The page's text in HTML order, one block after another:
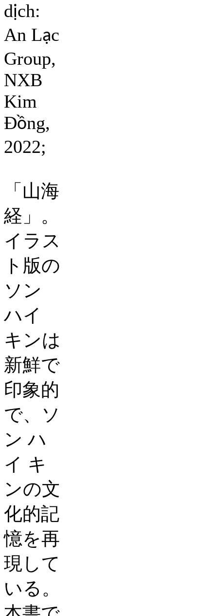
dịch:
An Lạc
Group,
NXB
Kim
Đồng,
2022;
「山海
経」。
イラス
ト版の
ソン
ハイ
キンは
新鮮で
印象的
で、ソ
ン ハ
イ キ
ンの文
化的記
憶を再
現して
いる。